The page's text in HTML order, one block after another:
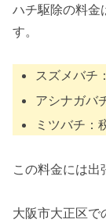
ハチ駆除の料金
す。
スズメバチ
アシナガバ
ミツバチ：
この料金には出
大阪市大正区で